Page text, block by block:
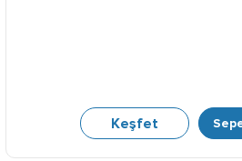
Keşfet